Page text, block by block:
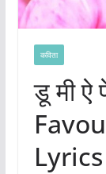
कविता
डू मी